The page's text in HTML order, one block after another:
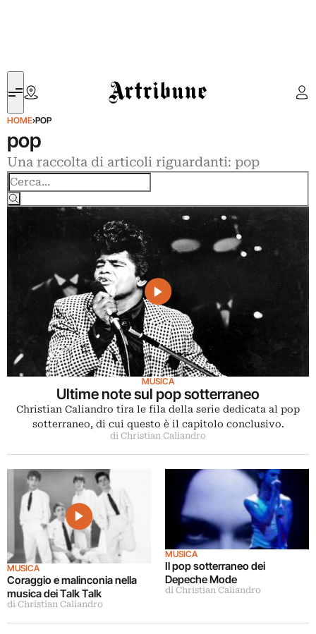
Artribune
HOME›POP
pop
Una raccolta di articoli riguardanti: pop
Cerca
MUSICA
Ultime note sul pop sotterraneo
Christian Caliandro tira le fila della serie dedicata al pop
sotterraneo, di cui questo è il capitolo conclusivo.
di Christian Caliandro
MUSICA
Coraggio e malinconia nella
musica dei Talk Talk
di Christian Caliandro
MUSICA
Il pop sotterraneo dei
Depeche Mode
di Christian Caliandro